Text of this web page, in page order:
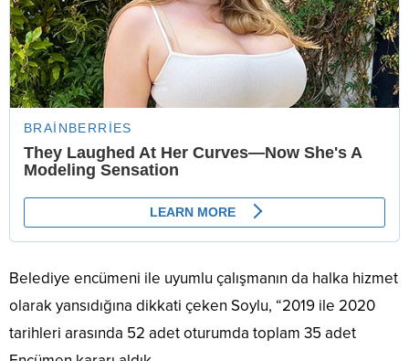
Belediye encümeni ile uyumlu çalışmanın da halka hizmet
olarak yansıdığına dikkati çeken Soylu, “2019 ile 2020
tarihleri arasında 52 adet oturumda toplam 35 adet